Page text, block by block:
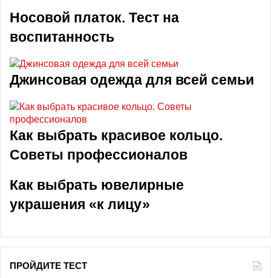
Носовой платок. Тест на
воспитанность
Джинсовая одежда для всей семьи
Как выбрать красивое кольцо.
Советы профессионалов
Как выбрать ювелирные
украшения «к лицу»
ПРОЙДИТЕ ТЕСТ